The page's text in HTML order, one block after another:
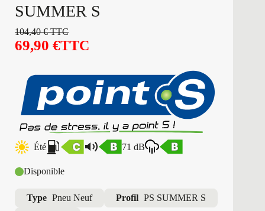
SUMMER S
104,40€TTC
69,90 €TTC
Été 71 dB
Disponible
Type Pneu Neuf Profil PS SUMMER S